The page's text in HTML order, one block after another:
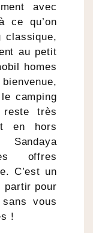
avec
ce qu’on
classique,
au petit
homes
camping
très
en hors
offres
C’est un
partir pour
vous
!